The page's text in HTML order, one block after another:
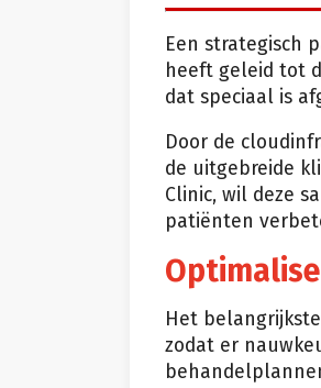
Een strategisch
heeft geleid tot
dat speciaal is
Door de
de uitgebreide
Clinic, wil deze
patiënten
Het
zodat er